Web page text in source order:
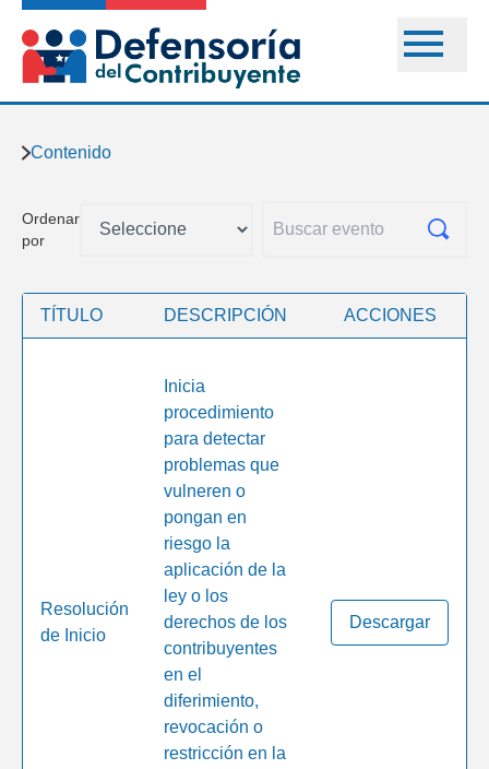
Contenido
Ordenar
por
TÍTULO DESCRIPCIÓN ACCIONES
Resolución
de Inicio
Inicia
procedimiento
para detectar
problemas que
vulneren o
pongan en
riesgo la
aplicación de la
ley o los
derechos de los
contribuyentes
en el
diferimiento,
revocación o
restricción en la
Descargar